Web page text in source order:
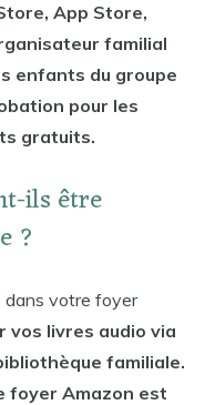
App Store,
familial
enfants du groupe
pour les
gratuits.
ils être
?
dans votre foyer
vos livres audio via
familiale.
foyer Amazon est